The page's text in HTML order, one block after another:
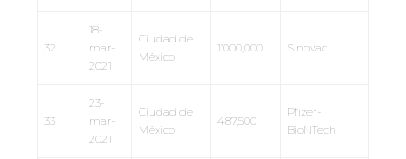
32
18-
mar-
2021
Ciudad de
México
1’000,000 Sinovac
33
23-
mar-
2021
Ciudad de
México
487,500
Pfizer-
BioNTech